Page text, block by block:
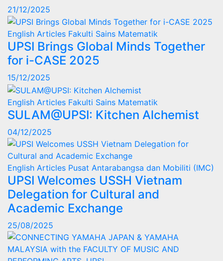
21/12/2025
English Articles Fakulti Sains Matematik
UPSI Brings Global Minds Together
for i-CASE 2025
15/12/2025
English Articles Fakulti Sains Matematik
SULAM@UPSI: Kitchen Alchemist
04/12/2025
English Articles Pusat Antarabangsa dan Mobiliti (IMC)
UPSI Welcomes USSH Vietnam
Delegation for Cultural and
Academic Exchange
25/08/2025